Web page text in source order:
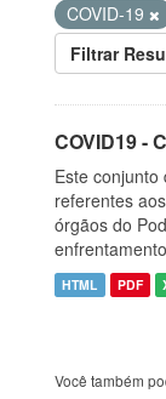
COVID-19
Filtrar
COVID19 -
Este
referentes
órgãos do
HTML PDF
Você também